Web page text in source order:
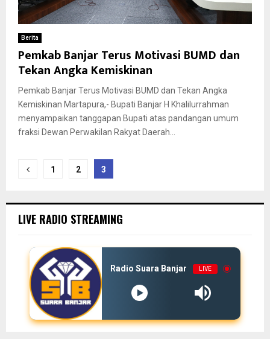
Berita
Pemkab Banjar Terus Motivasi BUMD dan
Tekan Angka Kemiskinan
Pemkab Banjar Terus Motivasi BUMD dan Tekan Angka
Kemiskinan Martapura,- Bupati Banjar H Khalilurrahman
menyampaikan tanggapan Bupati atas pandangan umum
fraksi Dewan Perwakilan Rakyat Daerah...
Paginasi
1 2 3
LIVE RADIO STREAMING
Radio Suara Banjar LIVE